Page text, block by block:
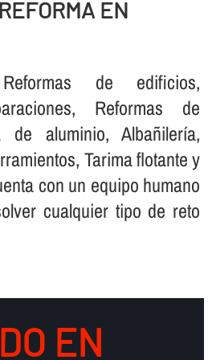
EN
de edificios,
Reformas de
de aluminio, Albañilerí­a,
Tarima flotante y
con un equipo humano
cualquier tipo de reto
EN